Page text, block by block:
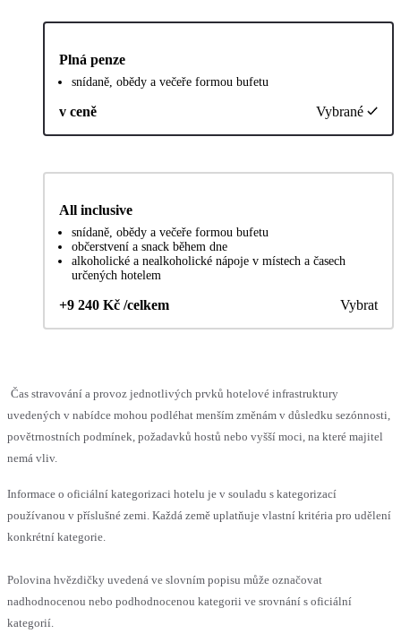
Plná penze
snídaně, obědy a večeře formou bufetu
v ceně Vybrané
All inclusive
snídaně, obědy a večeře formou bufetu
občerstvení a snack během dne
alkoholické a nealkoholické nápoje v místech a časech
určených hotelem
+9 240 Kč /celkem Vybrat
Čas stravování a provoz jednotlivých prvků hotelové infrastruktury
uvedených v nabídce mohou podléhat menším změnám v důsledku sezónnosti,
povětrnostních podmínek, požadavků hostů nebo vyšší moci, na které majitel
nemá vliv.
Informace o oficiální kategorizaci hotelu je v souladu s kategorizací
používanou v příslušné zemi. Každá země uplatňuje vlastní kritéria pro udělení
konkrétní kategorie.
Polovina hvězdičky uvedená ve slovním popisu může označovat
nadhodnocenou nebo podhodnocenou kategorii ve srovnání s oficiální
kategorií.